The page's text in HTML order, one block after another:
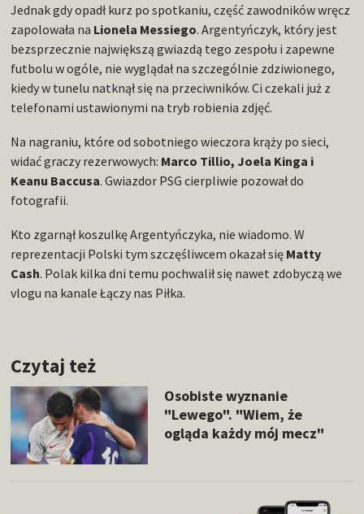
Jednak gdy opadł kurz po spotkaniu, część zawodników wręcz
zapolowała na Lionela Messiego. Argentyńczyk, który jest
bezsprzecznie największą gwiazdą tego zespołu i zapewne
futbolu w ogóle, nie wyglądał na szczególnie zdziwionego,
kiedy w tunelu natknął się na przeciwników. Ci czekali już z
telefonami ustawionymi na tryb robienia zdjęć.
Na nagraniu, które od sobotniego wieczora krąży po sieci,
widać graczy rezerwowych: Marco Tillio, Joela Kinga i
Keanu Baccusa. Gwiazdor PSG cierpliwie pozował do
fotografii.
Kto zgarnął koszulkę Argentyńczyka, nie wiadomo. W
reprezentacji Polski tym szczęśliwcem okazał się Matty
Cash. Polak kilka dni temu pochwalił się nawet zdobyczą we
vlogu na kanale Łączy nas Piłka.
Czytaj też
Osobiste wyznanie
"Lewego". "Wiem, że
ogląda każdy mój mecz"